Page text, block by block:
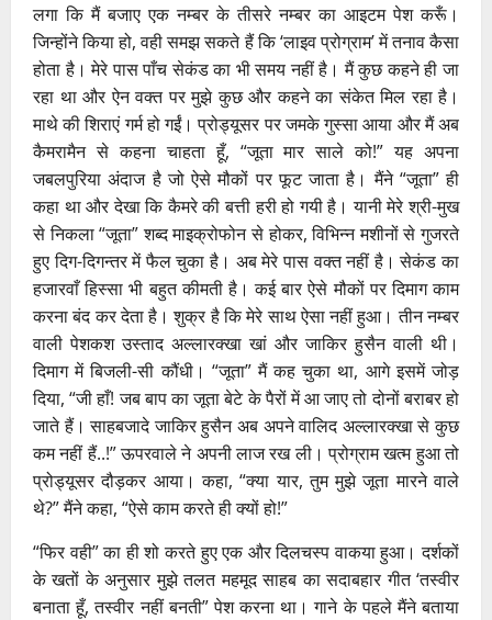
लगा कि मैं बजाए एक नम्बर के तीसरे नम्बर का आइटम पेश करूँ।
जिन्होंने किया हो, वही समझ सकते हैं कि ‘लाइव प्रोग्राम’ में तनाव कैसा
होता है। मेरे पास पाँच सेकंड का भी समय नहीं है। मैं कुछ कहने ही जा
रहा था और ऐन वक्त पर मुझे कुछ और कहने का संकेत मिल रहा है।
माथे की शिराएं गर्म हो गईं। प्रोड्यूसर पर जमके गुस्सा आया और मैं अब
कैमरामैन से कहना चाहता हूँ, “जूता मार साले को!” यह अपना
जबलपुरिया अंदाज है जो ऐसे मौकों पर फूट जाता है। मैंने “जूता” ही
कहा था और देखा कि कैमरे की बत्ती हरी हो गयी है। यानी मेरे श्री-मुख
से निकला “जूता” शब्द माइक्रोफोन से होकर, विभिन्न मशीनों से गुजरते
हुए दिग-दिगन्तर में फैल चुका है। अब मेरे पास वक्त नहीं है। सेकंड का
हजारवाँ हिस्सा भी बहुत कीमती है। कई बार ऐसे मौकों पर दिमाग काम
करना बंद कर देता है। शुक्र है कि मेरे साथ ऐसा नहीं हुआ। तीन नम्बर
वाली पेशकश उस्ताद अल्लारक्खा खां और जाकिर हुसैन वाली थी।
दिमाग में बिजली-सी कौंधी। “जूता” मैं कह चुका था, आगे इसमें जोड़
दिया, “जी हाँ! जब बाप का जूता बेटे के पैरों में आ जाए तो दोनों बराबर हो
जाते हैं। साहबजादे जाकिर हुसैन अब अपने वालिद अल्लारक्खा से कुछ
कम नहीं हैं..!” ऊपरवाले ने अपनी लाज रख ली। प्रोग्राम खत्म हुआ तो
प्रोड्यूसर दौड़कर आया। कहा, “क्या यार, तुम मुझे जूता मारने वाले
थे?” मैंने कहा, “ऐसे काम करते ही क्यों हो!”
“फिर वही” का ही शो करते हुए एक और दिलचस्प वाकया हुआ। दर्शकों
के खतों के अनुसार मुझे तलत महमूद साहब का सदाबहार गीत ‘तस्वीर
बनाता हूँ, तस्वीर नहीं बनती” पेश करना था। गाने के पहले मैंने बताया